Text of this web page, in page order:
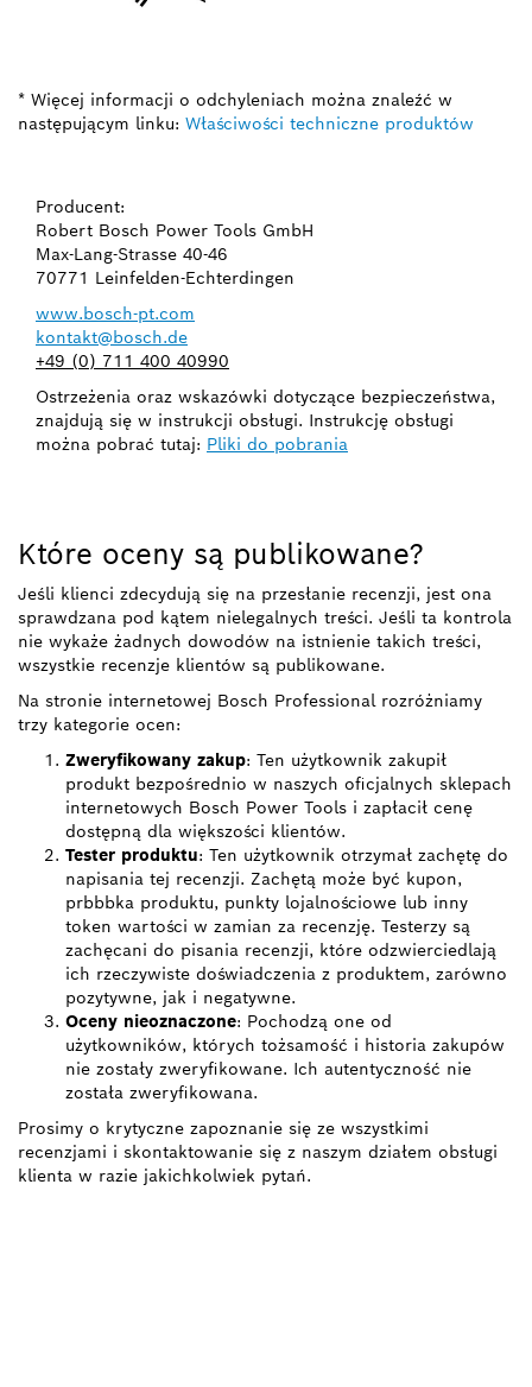
* Więcej informacji o odchyleniach można znaleźć w
następującym linku: Właściwości techniczne produktów
Producent:
Robert Bosch Power Tools GmbH
Max-Lang-Strasse 40-46
70771 Leinfelden-Echterdingen
www.bosch-pt.com
kontakt@bosch.de
+49 (0) 711 400 40990
Ostrzeżenia oraz wskazówki dotyczące bezpieczeństwa,
znajdują się w instrukcji obsługi. Instrukcję obsługi
można pobrać tutaj: Pliki do pobrania
Które oceny są publikowane?
Jeśli klienci zdecydują się na przesłanie recenzji, jest ona
sprawdzana pod kątem nielegalnych treści. Jeśli ta kontrola
nie wykaże żadnych dowodów na istnienie takich treści,
wszystkie recenzje klientów są publikowane.
Na stronie internetowej Bosch Professional rozróżniamy
trzy kategorie ocen:
Zweryfikowany zakup: Ten użytkownik zakupił
produkt bezpośrednio w naszych oficjalnych sklepach
internetowych Bosch Power Tools i zapłacił cenę
dostępną dla większości klientów.
Tester produktu: Ten użytkownik otrzymał zachętę do
napisania tej recenzji. Zachętą może być kupon,
prbbbka produktu, punkty lojalnościowe lub inny
token wartości w zamian za recenzję. Testerzy są
zachęcani do pisania recenzji, które odzwierciedlają
ich rzeczywiste doświadczenia z produktem, zarówno
pozytywne, jak i negatywne.
Oceny nieoznaczone: Pochodzą one od
użytkowników, których tożsamość i historia zakupów
nie zostały zweryfikowane. Ich autentyczność nie
została zweryfikowana.
Prosimy o krytyczne zapoznanie się ze wszystkimi
recenzjami i skontaktowanie się z naszym działem obsługi
klienta w razie jakichkolwiek pytań.